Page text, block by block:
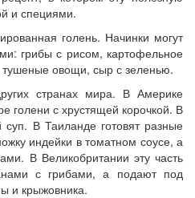
и специями.
голень. Начинки могут
грибы с рисом, картофельное
овощи, сыр с зеленью.
странах мира. В Америке
голени с хрустящей корочкой. В
В Таиланде готовят разные
индейки в томатном соусе, а
В Великобритании эту часть
с грибами, а подают под
и крыжовника.